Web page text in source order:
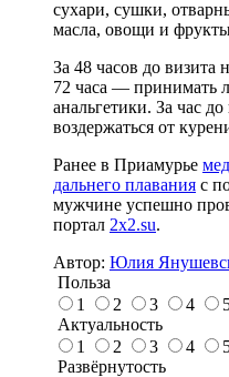
сухари, сушки,
масла, овощи и
За 48 часов до визита
72 часа — принимать
анальгетики. За час
воздержаться от
Ранее в Приамурье
дальнего плавания с
мужчине успешно
портал 2x2.su.
Автор: Юлия
Польза
1
2 3 4
Актуальность
1
2 3 4
Развёрнутость